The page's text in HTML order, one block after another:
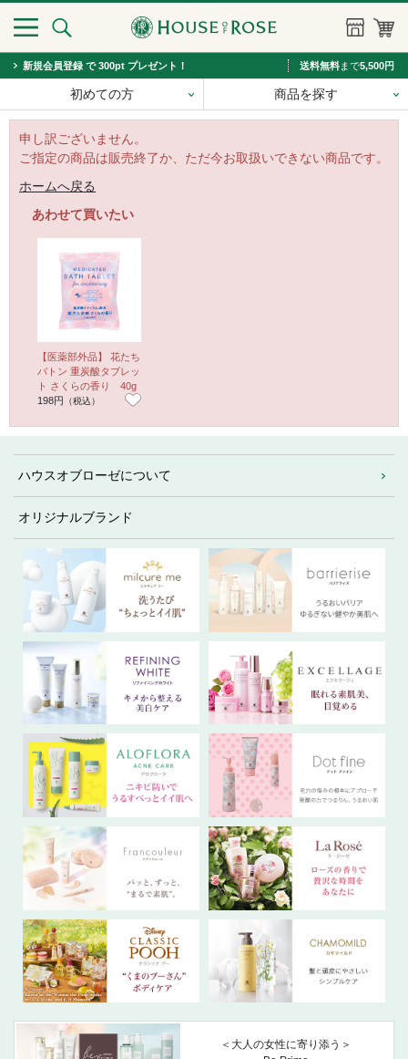
新規会員登録 で 300pt プレゼント！ 送料無料まで5,500円
初めての方 商品を探す
申し訳ございません。
ご指定の商品は販売終了か、ただ今お取扱いできない商品です。
ホームへ戻る
あわせて買いたい
【医薬部外品】 花たち
バトン 重炭酸タブレッ
ト さくらの香り 40g
198円 （税込）
ハウスオブローゼについて
オリジナルブランド
＜大人の女性に寄り添う＞